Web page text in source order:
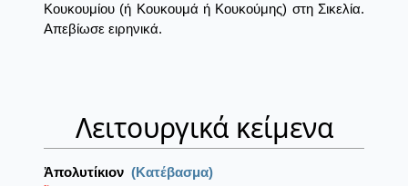
Κουκουμίου (ή Κουκουμά ή Κουκούμης) στη Σικελία.
Απεβίωσε ειρηνικά.
Λειτουργικά κείμενα
Ἀπολυτίκιον (Κατέβασμα)